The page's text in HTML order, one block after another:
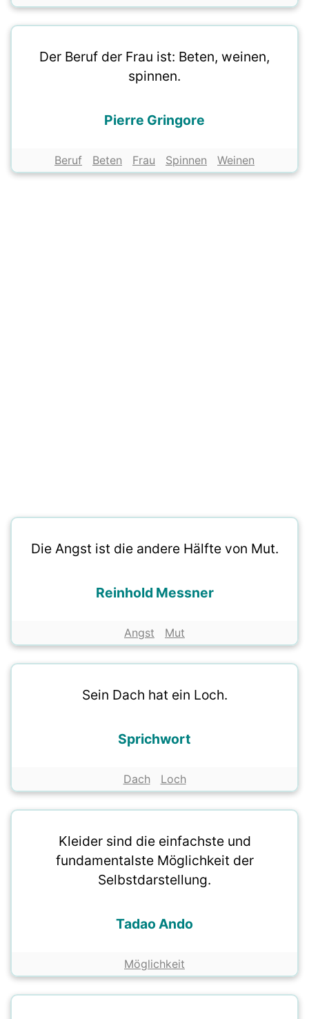
Der Beruf der Frau ist: Beten, weinen,
spinnen.
Pierre Gringore
Beruf Beten Frau Spinnen Weinen
Die Angst ist die andere Hälfte von Mut.
Reinhold Messner
Angst Mut
Sein Dach hat ein Loch.
Sprichwort
Dach Loch
Kleider sind die einfachste und
fundamentalste Möglichkeit der
Selbstdarstellung.
Tadao Ando
Möglichkeit